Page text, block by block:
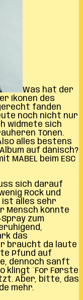
Was hat der
Ikonen des
fanden
noch nicht nur
widmete sich
Tönen.
alles bestens
auf dänisch?
MABEL beim ESC
sich darauf
Rock und
ist alles sehr
Mensch könnte
zum
das
braucht da laute
Pfund auf
dennoch sanft
klingt ´For Første
Aber, bitte, das
mehr.